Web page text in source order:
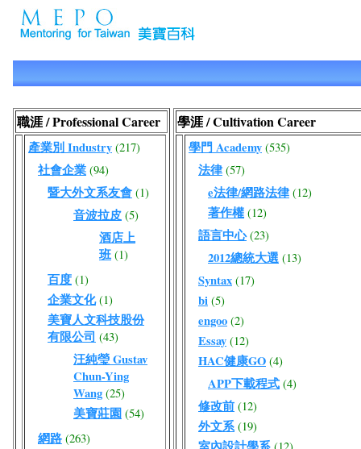
職涯 / Professional Career
產業別 Industry (217)
社會企業 (94)
暨大外文系友會 (1)
音波拉皮 (5)
酒店上
班 (1)
百度 (1)
企業文化 (1)
美寶人文科技股份
有限公司 (43)
汪純瑩 Gustav
Chun-Ying
Wang (25)
美寶莊園 (54)
網路 (263)
學涯 / Cultivation Career
學門 Academy (535)
法律 (57)
e法律/網路法律 (12)
著作權 (12)
語言中心 (23)
2012總統大選 (13)
Syntax (17)
bi (5)
engoo (2)
Essay (12)
HAC健康GO (4)
APP下載程式 (4)
修改前 (12)
外文系 (19)
(12)